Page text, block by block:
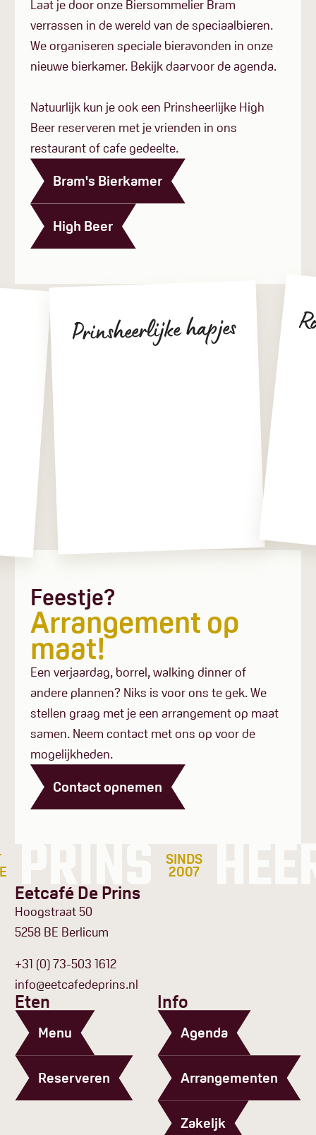
Laat je door onze Biersommelier Bram
verrassen in de wereld van de speciaalbieren.
We organiseren speciale bieravonden in onze
nieuwe bierkamer. Bekijk daarvoor de agenda.
Natuurlijk kun je ook een Prinsheerlijke High
Beer reserveren met je vrienden in ons
restaurant of cafe gedeelte.
Bram's Bierkamer
High Beer
Prinsheerlijke hapjes
Feestje?
Arrangement op
maat!
Een verjaardag, borrel, walking dinner of
andere plannen? Niks is voor ons te gek. We
stellen graag met je een arrangement op maat
samen. Neem contact met ons op voor de
mogelijkheden.
Contact opnemen
SINDS
2007
Eetcafé De Prins
Hoogstraat 50
5258 BE Berlicum
+31 (0) 73-503 1612
info@eetcafedeprins.nl
Eten
Menu
Reserveren
Info
Agenda
Arrangementen
Zakeljk